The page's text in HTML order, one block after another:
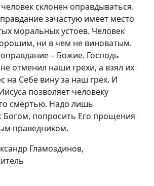
Виталий Олийник,
кандидат богословских
наук
Виталий Олийник,
кандидат богословских
наук
Виталий Олийник,
кандидат богословских
наук
Виталий Олийник,
человек склонен оправдываться.
зачастую имеет место
моральных устоев. Человек
ни в чем не виноватым.
– Божие. Господь
отменил наши грехи, а взял их
на Себе вину за наш грех. И
позволяет человеку
смертью. Надо лишь
Богом, попросить Его прощения
праведником.
Гламоздинов,